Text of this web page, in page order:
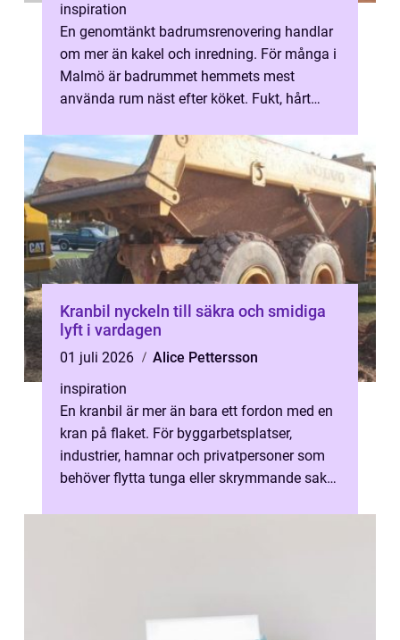
inspiration
En genomtänkt badrumsrenovering handlar
om mer än kakel och inredning. För många i
Malmö är badrummet hemmets mest
använda rum näst efter köket. Fukt, hårt
...
Kranbil nyckeln till säkra och smidiga
lyft i vardagen
01 juli 2026
Alice Pettersson
inspiration
En kranbil är mer än bara ett fordon med en
kran på flaket. För byggarbetsplatser,
industrier, hamnar och privatpersoner som
behöver flytta tunga eller skrymmande saker